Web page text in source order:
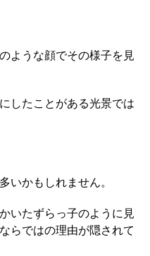
ような顔でその様子を見
したことがある光景では
いかもしれません。
いたずらっ子のように見
らではの理由が隠されて